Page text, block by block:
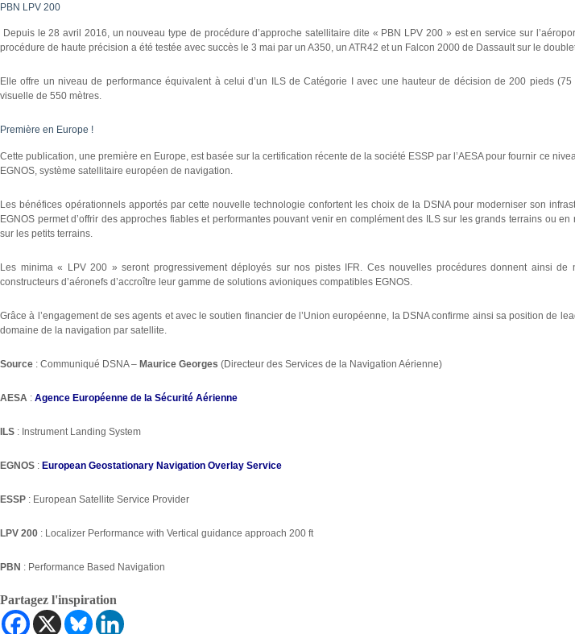
PBN LPV 200
Depuis le 28 avril 2016, un nouveau type de procédure d’approche satellitaire dite « PBN LPV 200 » est en service sur
procédure de haute précision a été testée avec succès le 3 mai par un A350, un ATR42 et un Falcon 2000 de Dassault sur le
Elle offre un niveau de performance équivalent à celui d’un ILS de Catégorie I avec une hauteur de décision de 200 pieds
visuelle de 550 mètres.
Première en Europe !
Cette publication, une première en Europe, est basée sur la certification récente de la société ESSP par l’AESA pour fournir ce
EGNOS, système satellitaire européen de navigation.
Les bénéfices opérationnels apportés par cette nouvelle technologie confortent les choix de la DSNA pour moderniser son
EGNOS permet d’offrir des approches fiables et performantes pouvant venir en complément des ILS sur les grands terrains ou en
sur les petits terrains.
Les minima « LPV 200 » seront progressivement déployés sur nos pistes IFR. Ces nouvelles procédures donnent ainsi de
constructeurs d’aéronefs d’accroître leur gamme de solutions avioniques compatibles EGNOS.
Grâce à l’engagement de ses agents et avec le soutien financier de l’Union européenne, la DSNA confirme ainsi sa position de
domaine de la navigation par satellite.
Source : Communiqué DSNA – Maurice Georges (Directeur des Services de la Navigation Aérienne)
AESA : Agence Européenne de la Sécurité Aérienne
ILS : Instrument Landing System
EGNOS : European Geostationary Navigation Overlay Service
ESSP : European Satellite Service Provider
LPV 200 : Localizer Performance with Vertical guidance approach 200 ft
PBN : Performance Based Navigation
Partagez l'inspiration